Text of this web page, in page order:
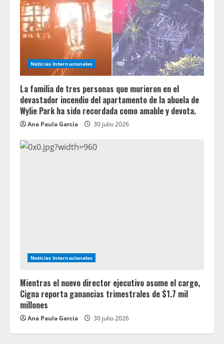
Noticias Internacionales
La familia de tres personas que murieron en el
devastador incendio del apartamento de la abuela de
Wylie Park ha sido recordada como amable y devota.
Ana Paula García 30 julio 2026
Noticias Internacionales
Mientras el nuevo director ejecutivo asume el cargo,
Cigna reporta ganancias trimestrales de $1.7 mil
millones
Ana Paula García 30 julio 2026